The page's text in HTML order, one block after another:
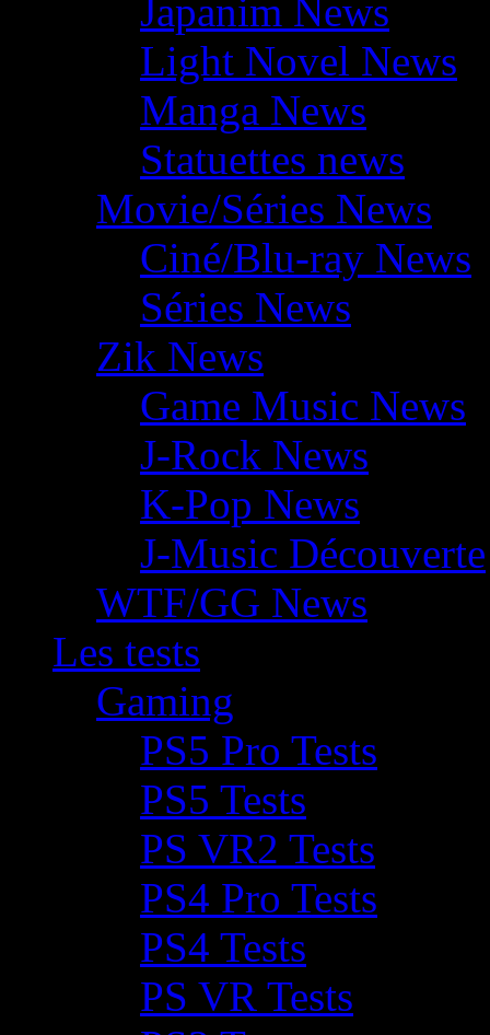
Japanim News
Light Novel News
Manga News
Statuettes news
Movie/Séries News
Ciné/Blu-ray News
Séries News
Zik News
Game Music News
J-Rock News
K-Pop News
J-Music Découverte
WTF/GG News
Les tests
Gaming
PS5 Pro Tests
PS5 Tests
PS VR2 Tests
PS4 Pro Tests
PS4 Tests
PS VR Tests